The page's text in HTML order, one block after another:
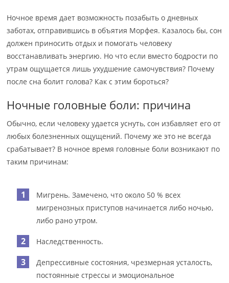
Ночное время дает возможность позабыть о дневных
заботах, отправившись в объятия Морфея. Казалось бы, сон
должен приносить отдых и помогать человеку
восстанавливать энергию. Но что если вместо бодрости по
утрам ощущается лишь ухудшение самочувствия? Почему
после сна болит голова? Как с этим бороться?
Ночные головные боли: причина
Обычно, если человеку удается уснуть, сон избавляет его от
любых болезненных ощущений. Почему же это не всегда
срабатывает? В ночное время головные боли возникают по
таким причинам:
Мигрень. Замечено, что около 50 % всех
мигренозных приступов начинается либо ночью,
либо рано утром.
Наследственность.
Депрессивные состояния, чрезмерная усталость,
постоянные стрессы и эмоциональное